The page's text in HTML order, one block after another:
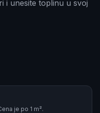
i unesite toplinu u svoj
je po 1 m².